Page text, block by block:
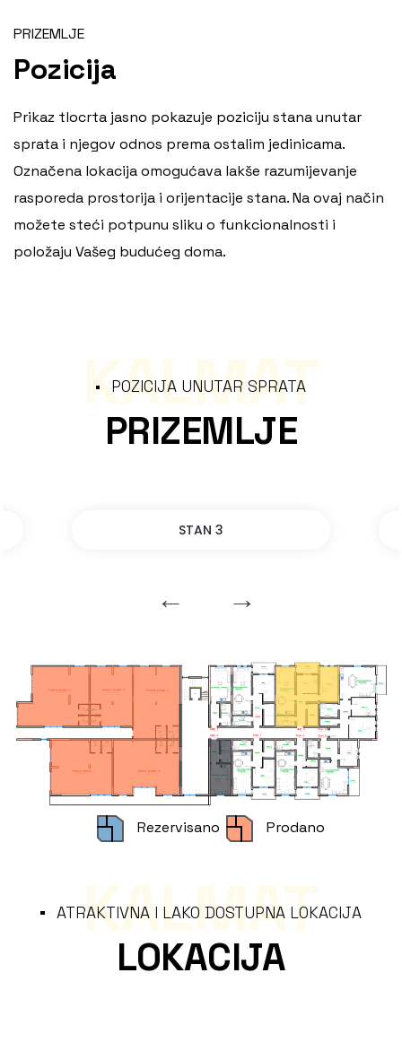
PRIZEMLJE
Pozicija
Prikaz tlocrta jasno pokazuje poziciju stana unutar
sprata i njegov odnos prema ostalim jedinicama.
Označena lokacija omogućava lakše razumijevanje
rasporeda prostorija i orijentacije stana. Na ovaj način
možete steći potpunu sliku o funkcionalnosti i
položaju Vašeg budućeg doma.
POZICIJA UNUTAR SPRATA
PRIZEMLJE
KALMAT
STAN 3
Rezervisano Prodano
ATRAKTIVNA I LAKO DOSTUPNA LOKACIJA
LOKACIJA
KALMAT